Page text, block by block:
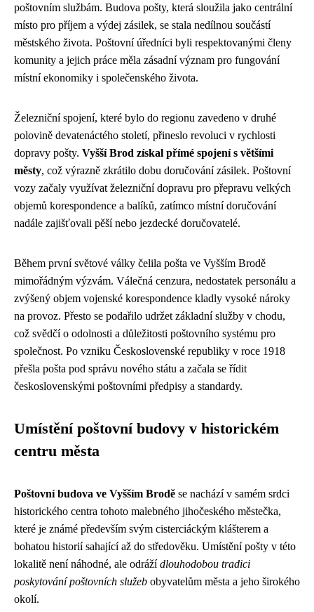
poštovním službám. Budova pošty, která sloužila jako centrální
místo pro příjem a výdej zásilek, se stala nedílnou součástí
městského života. Poštovní úředníci byli respektovanými členy
komunity a jejich práce měla zásadní význam pro fungování
místní ekonomiky i společenského života.
Železniční spojení, které bylo do regionu zavedeno v druhé
polovině devatenáctého století, přineslo revoluci v rychlosti
dopravy pošty. Vyšší Brod získal přímé spojení s většími
městy, což výrazně zkrátilo dobu doručování zásilek. Poštovní
vozy začaly využívat železniční dopravu pro přepravu velkých
objemů korespondence a balíků, zatímco místní doručování
nadále zajišťovali pěší nebo jezdecké doručovatelé.
Během první světové války čelila pošta ve Vyšším Brodě
mimořádným výzvám. Válečná cenzura, nedostatek personálu a
zvýšený objem vojenské korespondence kladly vysoké nároky
na provoz. Přesto se podařilo udržet základní služby v chodu,
což svědčí o odolnosti a důležitosti poštovního systému pro
společnost. Po vzniku Československé republiky v roce 1918
přešla pošta pod správu nového státu a začala se řídit
československými poštovními předpisy a standardy.
Umístění poštovní budovy v historickém
centru města
Poštovní budova ve Vyšším Brodě se nachází v samém srdci
historického centra tohoto malebného jihočeského městečka,
které je známé především svým cisterciáckým klášterem a
bohatou historií sahající až do středověku. Umístění pošty v této
lokalitě není náhodné, ale odrážídlouhodobou tradici
poskytování poštovních služeb obyvatelům města a jeho širokého
okolí.